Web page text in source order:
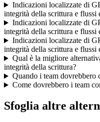
Indicazioni localizzate di
integrità della scrittura e
Indicazioni localizzate di
integrità della scrittura e
Indicazioni localizzate di
integrità della scrittura e
Qual è la migliore
integrità della scrittura?
Quando i team dovrebbero
Come dovrebbero i team
Sfoglia altre